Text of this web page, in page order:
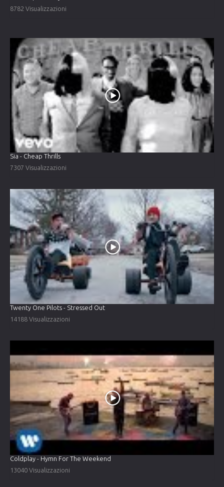
8782 Visualizzazioni
Sia - Cheap Thrills
7307 Visualizzazioni
Twenty One Pilots - Stressed Out
14188 Visualizzazioni
Coldplay - Hymn For The Weekend
13040 Visualizzazioni